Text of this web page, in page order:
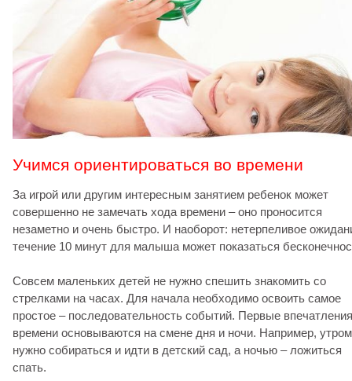
Учимся ориентироваться во времени
За игрой или другим интересным занятием ребенок может
совершенно не замечать хода времени – оно проносится
незаметно и очень быстро. И наоборот: нетерпеливое
течение 10 минут для малыша может показаться
Cовсем маленьких детей не нужно спешить знакомить со
стрелками на часах. Для начала необходимо освоить самое
простое – последовательность событий. Первые
времени основываются на смене дня и ночи. Например, утром
нужно собираться и идти в детский сад, а ночью – ложиться
спать.